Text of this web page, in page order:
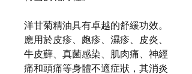
洋甘菊精油具有卓越的舒緩功效。
應用於皮疹、皰疹、濕疹、皮炎、
牛皮蘚、真菌感染、肌肉痛、神經
痛和頭痛等身體不適症狀，其消炎